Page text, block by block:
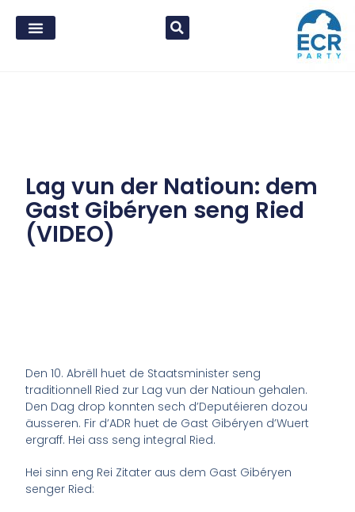
Lag vun der Natioun: dem
Gast Gibéryen seng Ried
(VIDEO)
Den 10. Abrëll huet de Staatsminister seng
traditionnell Ried zur Lag vun der Natioun gehalen.
Den Dag drop konnten sech d’Deputéieren dozou
äusseren. Fir d’ADR huet de Gast Gibéryen d’Wuert
ergraff. Hei ass seng integral Ried.
Hei sinn eng Rei Zitater aus dem Gast Gibéryen
senger Ried: